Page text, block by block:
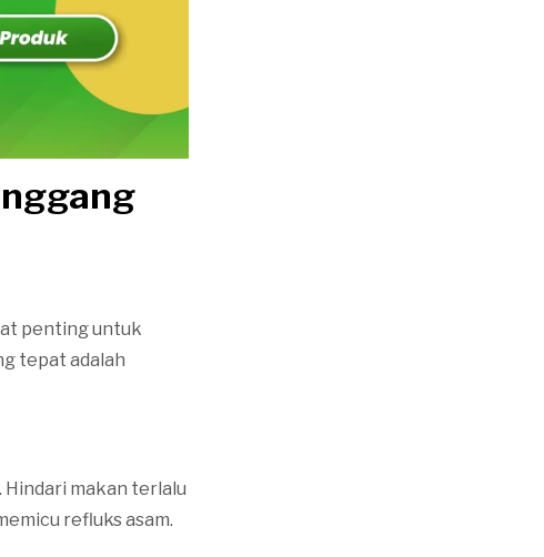
penting untuk
tepat adalah
Hindari makan terlalu
refluks asam.